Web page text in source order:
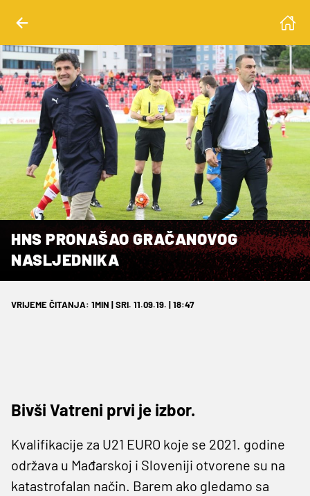
HNS PRONAŠAO GRAČANOVOG
NASLJEDNIKA
VRIJEME ČITANJA: 1MIN | SRI. 11.09.19. | 18:47
Bivši Vatreni prvi je izbor.
Kvalifikacije za U21 EURO koje se 2021. godine
održava u Mađarskoj i Sloveniji otvorene su na
katastrofalan način. Barem ako gledamo sa